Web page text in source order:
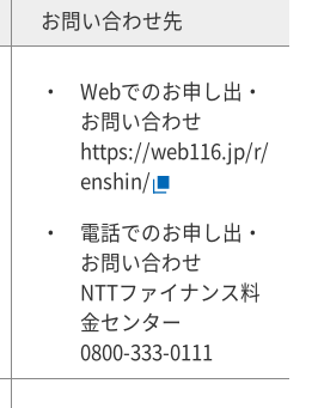
お問い合わせ先
Webでのお申し出・
お問い合わせ
https://web116.jp/r/
enshin/
電話でのお申し出・
お問い合わせ
NTTファイナンス料
金センター
0800-333-0111